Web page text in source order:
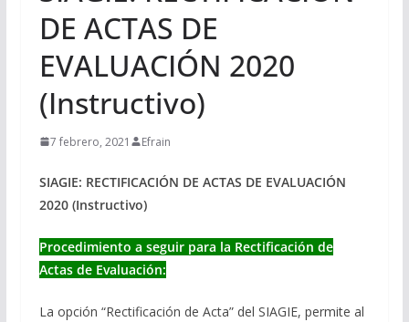
DE ACTAS DE
EVALUACIÓN 2020
(Instructivo)
7 febrero, 2021 Efrain
SIAGIE: RECTIFICACIÓN DE ACTAS DE EVALUACIÓN
2020 (Instructivo)
Procedimiento a seguir para la Rectificación de
Actas de Evaluación:
La opción “Rectificación de Acta” del SIAGIE, permite al